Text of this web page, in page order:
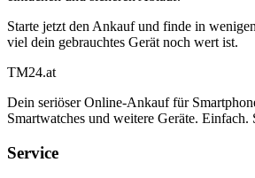
Starte jetzt den Ankauf und finde in
viel dein gebrauchtes Gerät noch wert ist.
TM24.at
Dein seriöser Online-Ankauf für
Smartwatches und weitere Geräte. Einfach.
Service